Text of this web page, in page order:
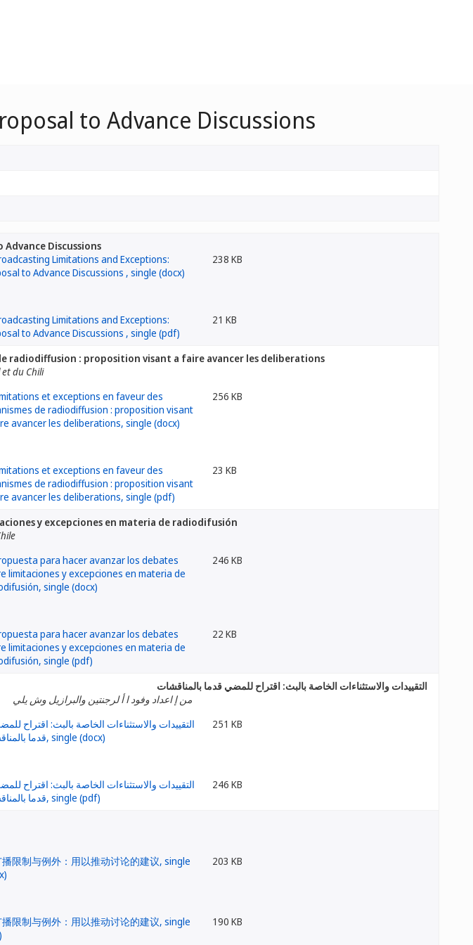
to Advance Discussions
Discussions
238 KB
21 KB
radiodiffusion : proposition visant a faire avancer les deliberations
du Chili
256 KB
23 KB
y excepciones en materia de radiodifusión
246 KB
22 KB
التقييدات والاستثناءات الخاصة بالبث: اقتراح للمضي قدما بالمناقشات
من إ اعداد وفود ا أ لرجنتين والبرازيل وش يلي
251 KB
246 KB
203 KB
190 KB